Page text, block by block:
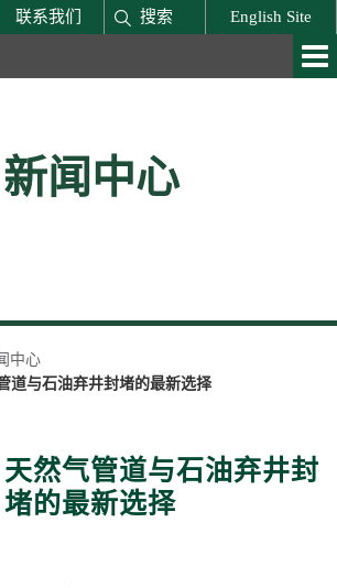
联系我们 搜索 English Site
新闻中心
中心
道与石油弃井封堵的最新选择
然气管道与石油弃井封
堵的最新选择